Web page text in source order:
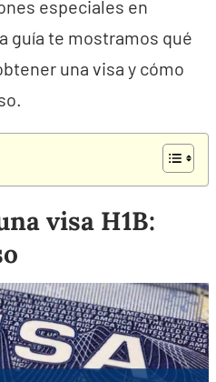
especiales en
guía te mostramos qué
una visa y cómo
visa H1B: